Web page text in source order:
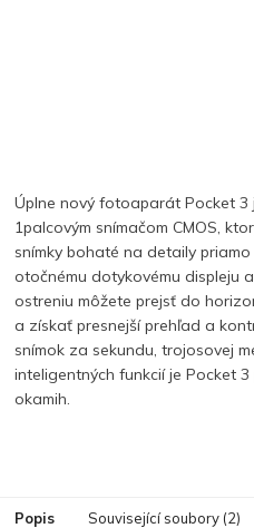
Úplne nový fotoaparát Pocket 3
1palcovým snímačom CMOS,
snímky bohaté na detaily
otočnému dotykovému displeju
ostreniu môžete prejsť do
a získať presnejší prehľad a
snímok za sekundu, trojosovej
inteligentných funkcií je Pocket
okamih.
Popis Související soubory (2)